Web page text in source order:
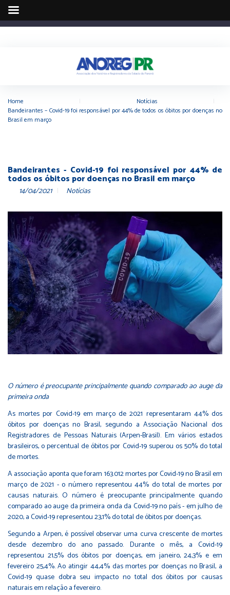
Home Notícias
Bandeirantes – Covid-19 foi responsável por 44% de todos os óbitos por doenças no
Brasil em março
Bandeirantes - Covid-19 foi responsável por 44% de
todos os óbitos por doenças no Brasil em março
14/04/2021 Notícias
O número é preocupante principalmente quando comparado ao auge da
primeira onda
As mortes por Covid-19 em março de 2021 representaram 44% dos
óbitos por doenças no Brasil, segundo a Associação Nacional dos
Registradores de Pessoas Naturais (Arpen-Brasil). Em vários estados
brasileiros, o percentual de óbitos por Covid-19 superou os 50% do total
de mortes.
A associação aponta que foram 163.012 mortes por Covid-19 no Brasil em
março de 2021 - o número representou 44% do total de mortes por
causas naturais. O número é preocupante principalmente quando
comparado ao auge da primeira onda da Covid-19 no país - em julho de
2020, a Covid-19 representou 23,1% do total de óbitos por doenças.
Segundo a Arpen, é possível observar uma curva crescente de mortes
desde dezembro do ano passado. Durante o mês, a Covid-19
representou 21,5% dos óbitos por doenças, em janeiro, 24,3% e em
fevereiro 25,4%. Ao atingir 44,4% das mortes por doenças no Brasil, a
Covid-19 quase dobra seu impacto no total dos óbitos por causas
naturais em relação a fevereiro.